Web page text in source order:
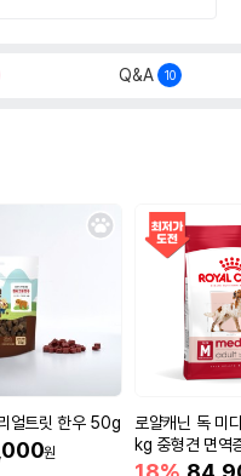
Q&A 10
얼트릿 한우 50g
원
로얄캐닌 독 미
kg 중형견 면역